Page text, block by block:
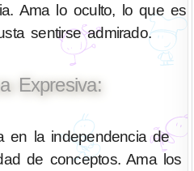
Ama lo oculto, lo que es
sentirse admirado.
Expresiva:
en la independencia de
de conceptos. Ama los